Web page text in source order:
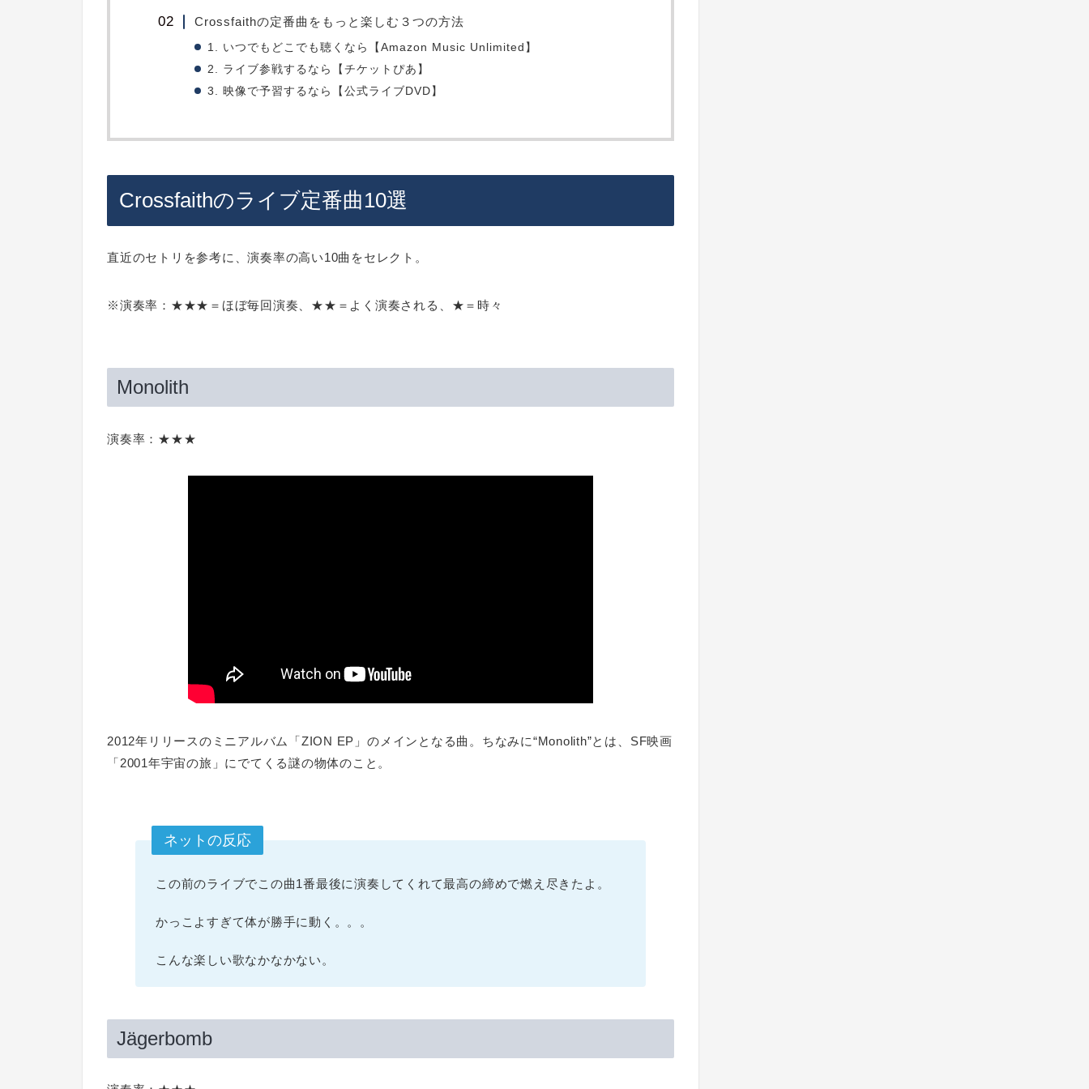
Crossfaithの定番曲をもっと楽しむ３つの方法
1. いつでもどこでも聴くなら【Amazon Music Unlimited】
2. ライブ参戦するなら【チケットぴあ】
3. 映像で予習するなら【公式ライブDVD】
Crossfaithのライブ定番曲10選
直近のセトリを参考に、演奏率の高い10曲をセレクト。
※演奏率：★★★＝ほぼ毎回演奏、★★＝よく演奏される、★＝時々
Monolith
演奏率：★★★
2012年リリースのミニアルバム「ZION EP」のメインとなる曲。ちなみに“Monolith”とは、SF映画
「2001年宇宙の旅」にでてくる謎の物体のこと。
ネットの反応
この前のライブでこの曲1番最後に演奏してくれて最高の締めで燃え尽きたよ。
かっこよすぎて体が勝手に動く。。。
こんな楽しい歌なかなかない。
Jägerbomb